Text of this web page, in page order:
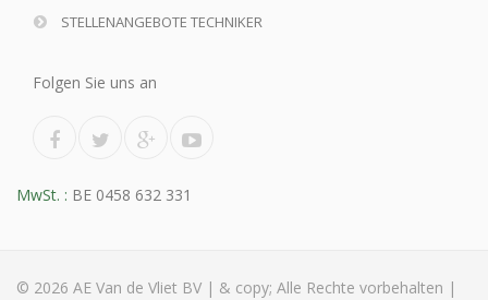
STELLENANGEBOTE TECHNIKER
Folgen Sie uns an
MwSt. : BE 0458 632 331
© 2026 AE Van de Vliet BV | & copy; Alle Rechte vorbehalten |